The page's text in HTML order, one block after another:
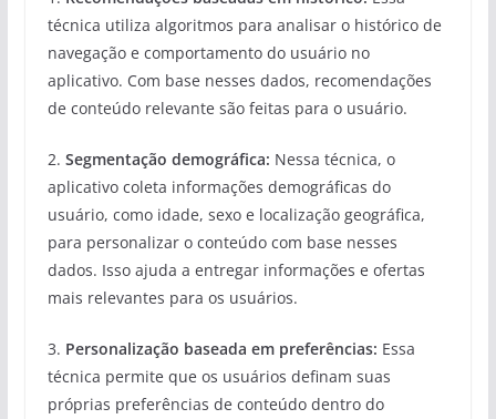
técnica utiliza algoritmos para analisar o histórico de
navegação e comportamento do usuário no
aplicativo. Com base nesses dados, recomendações
de conteúdo relevante são feitas para o usuário.
2. Segmentação demográfica: Nessa técnica, o
aplicativo coleta informações demográficas do
usuário, como idade, sexo e localização geográfica,
para personalizar o conteúdo com base nesses
dados. Isso ajuda a entregar informações e ofertas
mais relevantes para os usuários.
3. Personalização baseada em preferências: Essa
técnica permite que os usuários definam suas
próprias preferências de conteúdo dentro do